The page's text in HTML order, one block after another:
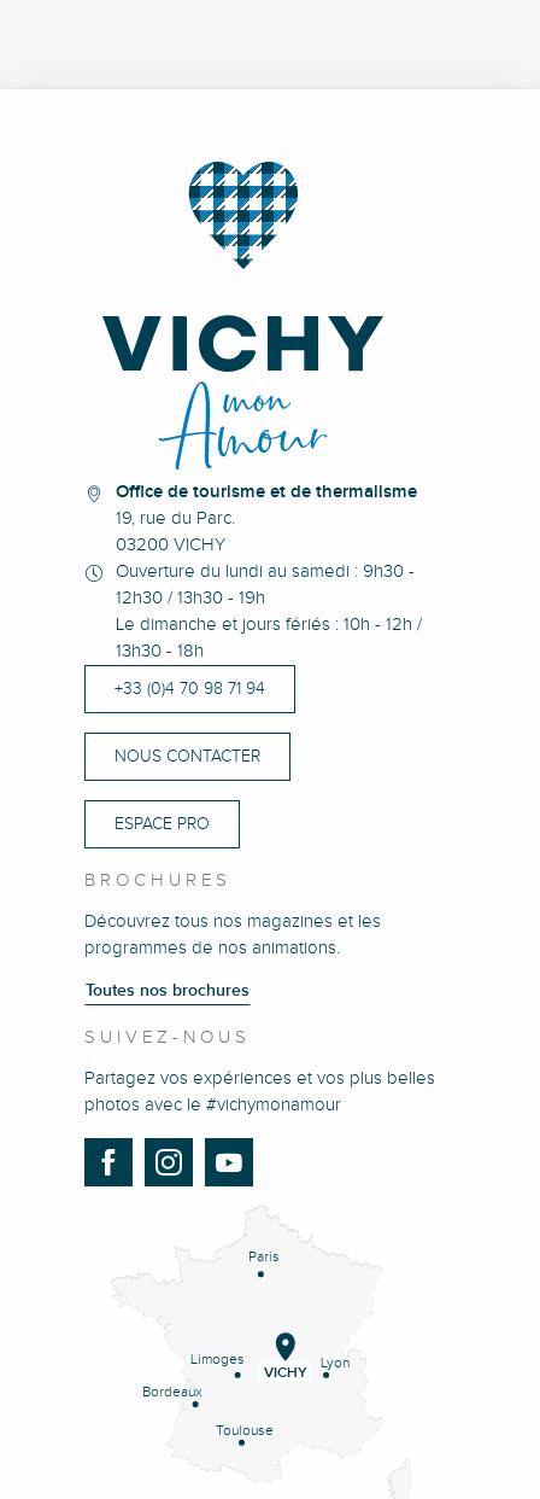
Office de tourisme et de thermalisme
19, rue du Parc.
03200 VICHY
Ouverture du lundi au samedi : 9h30 -
12h30 / 13h30 - 19h
Le dimanche et jours fériés : 10h - 12h /
13h30 - 18h
+33 (0)4 70 98 71 94
NOUS CONTACTER
ESPACE PRO
BROCHURES
Découvrez tous nos magazines et les
programmes de nos animations.
Toutes nos brochures
SUIVEZ-NOUS
Partagez vos expériences et vos plus belles
photos avec le #vichymonamour
Paris
Lyon
Limoges
Bordeaux
Toulouse
VICHY